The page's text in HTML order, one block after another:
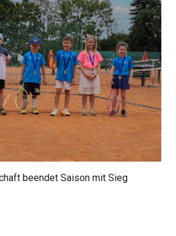
beendet Saison mit Sieg